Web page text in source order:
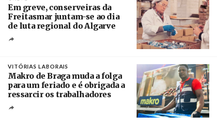
Em greve, conserveiras da
Freitasmar juntam-se ao dia
de luta regional do Algarve
VITÓRIAS LABORAIS
Makro de Braga muda a folga
para um feriado e é obrigada a
ressarcir os trabalhadores